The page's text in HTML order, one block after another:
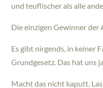
und teuflischer als alle
Die einzigen Gewinner der
Es gibt nirgends, in keiner
Grundgesetz. Das hat uns
Macht das nicht kaputt.